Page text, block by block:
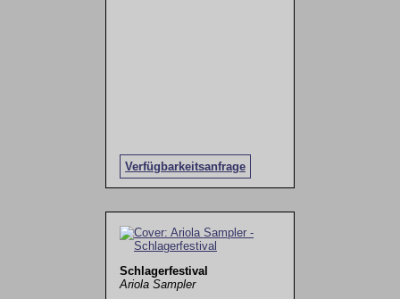
Verfügbarkeitsanfrage
Schlagerfestival
Ariola Sampler